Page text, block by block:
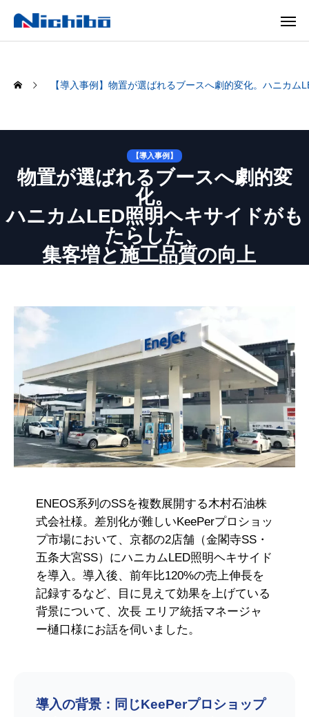
【導入事例】物置が選ばれるブースへ劇的変化。ハニカ
【導入事例】
物置が選ばれるブースへ劇的変
化。
ハニカムLED照明ヘキサイドがも
たらした、
集客増と施工品質の向上
ENEOS系列のSSを複数展開する木村石油株
式会社様。差別化が難しいKeePerプロショッ
プ市場において、京都の2店舗（金閣寺SS・
五条大宮SS）にハニカムLED照明ヘキサイド
を導入。導入後、前年比120%の売上伸長を
記録するなど、目に見えて効果を上げている
背景について、次長 エリア統括マネージャ
ー樋口様にお話を伺いました。
導入の背景：同じKeePerプロショップ